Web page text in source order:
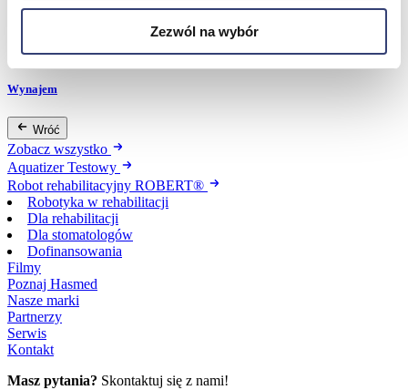
Zezwól na wybór
Dofinansowania
Wynajem
Wróć
Zobacz wszystko
Aquatizer Testowy
Robot rehabilitacyjny ROBERT®
Robotyka w rehabilitacji
Dla rehabilitacji
Dla stomatologów
Dofinansowania
Filmy
Poznaj Hasmed
Nasze marki
Partnerzy
Serwis
Kontakt
Masz pytania? Skontaktuj się z nami!